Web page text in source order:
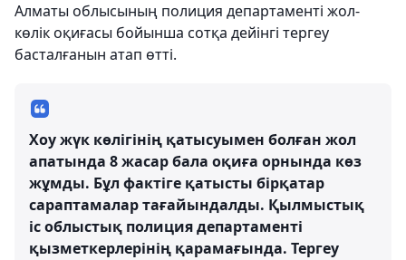
Алматы облысының полиция департаменті жол-
көлік оқиғасы бойынша сотқа дейінгі тергеу
басталғанын атап өтті.
Хоу жүк көлігінің қатысуымен болған жол
апатында 8 жасар бала оқиға орнында көз
жұмды. Бұл фактіге қатысты бірқатар
сараптамалар тағайындалды. Қылмыстық
іс облыстық полиция департаменті
қызметкерлерінің қарамағында. Тергеу